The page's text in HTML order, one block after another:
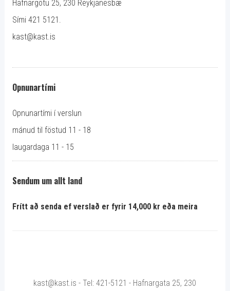
Hafnargötu 25, 230 Reykjanesbæ
Sími 421 5121.
kast@kast.is
Opnunartími
Opnunartími í verslun
mánud til föstud 11 - 18
laugardaga 11 - 15
Sendum um allt land
Frítt að senda ef verslað er fyrir 14,000 kr eða meira
kast@kast.is - Tel: 421-5121 - Hafnargata 25, 230